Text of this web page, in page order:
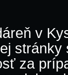
v
za